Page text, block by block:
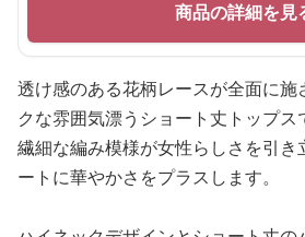
商品の詳細を見
透け感のある花柄レースが全面に施
クな雰囲気漂うショート丈トップス
繊細な編み模様が女性らしさを引き
ートに華やかさをプラスします。